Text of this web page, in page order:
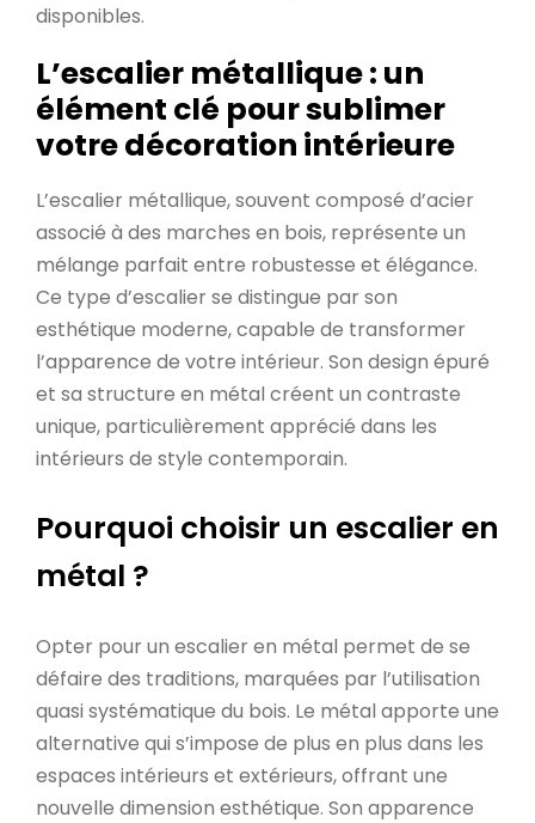
disponibles.
L’escalier métallique : un
élément clé pour sublimer
votre décoration intérieure
L’escalier métallique, souvent composé d’acier
associé à des marches en bois, représente un
mélange parfait entre robustesse et élégance.
Ce type d’escalier se distingue par son
esthétique moderne, capable de transformer
l’apparence de votre intérieur. Son design épuré
et sa structure en métal créent un contraste
unique, particulièrement apprécié dans les
intérieurs de style contemporain.
Pourquoi choisir un escalier en
métal ?
Opter pour un escalier en métal permet de se
défaire des traditions, marquées par l’utilisation
quasi systématique du bois. Le métal apporte une
alternative qui s’impose de plus en plus dans les
espaces intérieurs et extérieurs, offrant une
nouvelle dimension esthétique. Son apparence